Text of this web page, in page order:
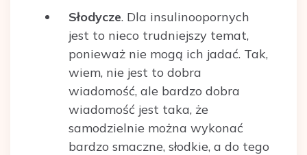
Słodycze. Dla insulinoopornych
jest to nieco trudniejszy temat,
ponieważ nie mogą ich jadać. Tak,
wiem, nie jest to dobra
wiadomość, ale bardzo dobra
wiadomość jest taka, że
samodzielnie można wykonać
bardzo smaczne, słodkie, a do tego